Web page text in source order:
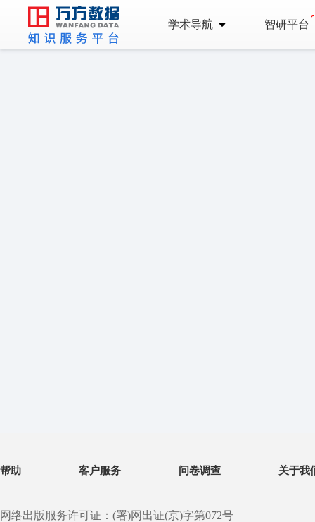
学术导航 智研平台
帮助 客户服务 问卷调查 关于我
网络出版服务许可证：(署)网出证(京)字第072号